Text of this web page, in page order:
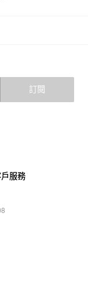
訂閱
服務